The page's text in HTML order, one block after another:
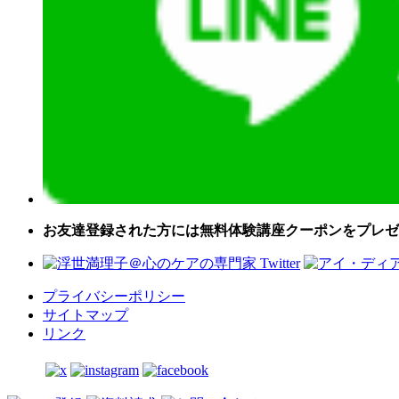
お友達登録された方には無料体験講座クーポンをプレ
プライバシーポリシー
サイトマップ
リンク